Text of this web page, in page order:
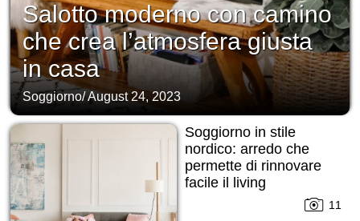
Salotto moderno con camino
che crea l’atmosfera giusta
in casa
Soggiorno/August 24, 2023
Soggiorno in stile
nordico: arredo che
permette di rinnovare
facile il living
11